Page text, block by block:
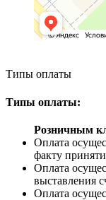
Типы оплаты
Типы оплаты:
Розничным
Оплата
факту
Оплата
выставления
Оплата